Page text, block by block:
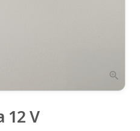
zoom_in
12 V